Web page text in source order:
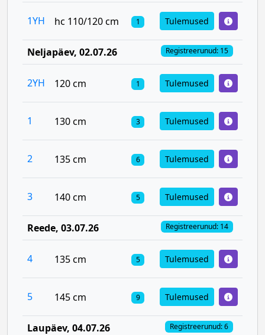
1YH hc 110/120 cm 1 Tulemused
Neljapäev, 02.07.26 Registreerunud: 15
2YH 120 cm 1 Tulemused
1 130 cm 3 Tulemused
2 135 cm 6 Tulemused
3 140 cm 5 Tulemused
Reede, 03.07.26 Registreerunud: 14
4 135 cm 5 Tulemused
5 145 cm 9 Tulemused
Laupäev, 04.07.26 Registreerunud: 6